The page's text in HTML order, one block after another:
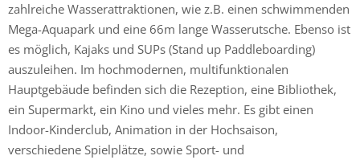
zahlreiche Wasserattraktionen, wie z.B. einen schwimmenden
Mega-Aquapark und eine 66m lange Wasserutsche. Ebenso ist
es möglich, Kajaks und SUPs (Stand up Paddleboarding)
auszuleihen. Im hochmodernen, multifunktionalen
Hauptgebäude befinden sich die Rezeption, eine Bibliothek,
ein Supermarkt, ein Kino und vieles mehr. Es gibt einen
Indoor-Kinderclub, Animation in der Hochsaison,
verschiedene Spielplätze, sowie Sport- und
Vielen Dank für das Abonnieren unseres Newsletters.